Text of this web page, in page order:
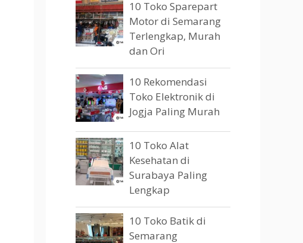
10 Toko Sparepart
Motor di Semarang
Terlengkap, Murah
dan Ori
10 Rekomendasi
Toko Elektronik di
Jogja Paling Murah
10 Toko Alat
Kesehatan di
Surabaya Paling
Lengkap
10 Toko Batik di
Semarang